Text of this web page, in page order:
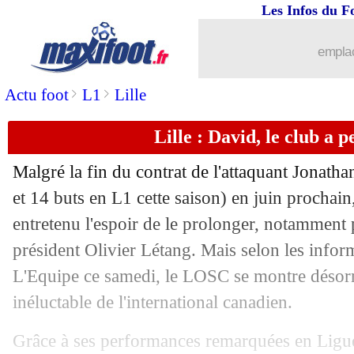
Actu foot> L1 > Lille
Les Infos du
Lille : David, le club a
Malgré la fin du contrat de l'attaquant
et 14 buts en L1 cette saison) en juin
entretenu l'espoir de le prolonger,
président Olivier Létang. Mais selon les
L'Equipe ce samedi, le LOSC se montre
inéluctable de l'international canadien.
Grâce à ses performances remarquées en
Arsenal : le Real prêt à patienter
12/04 Man City: De Bruyne veut laisser le
12/04 L2: le classement provisoire
12/04 L2: Kroupi porte Lorient à Guingamp
12/04 Ang.: un Manchester City renversant
12/04 ASSE: son avenir, le souhait de
Juve : Tudor refuse de calculer